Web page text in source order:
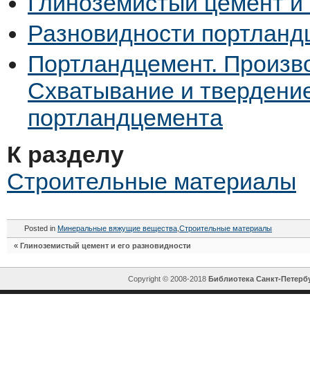
Разновидности
Портландцемент.
Схватывание и
портландцемента
К разделу
Строительные материалы
Posted in Минеральные вяжущие вещества Строительные материалы
« Глиноземистый цемент и его разновидности
Copyright © 2008-2018 Библиотека Санкт-